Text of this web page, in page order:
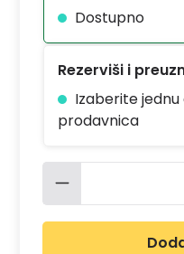
Dostupno
Rezerviši i
Izaberite jednu
prodavnica
Količina